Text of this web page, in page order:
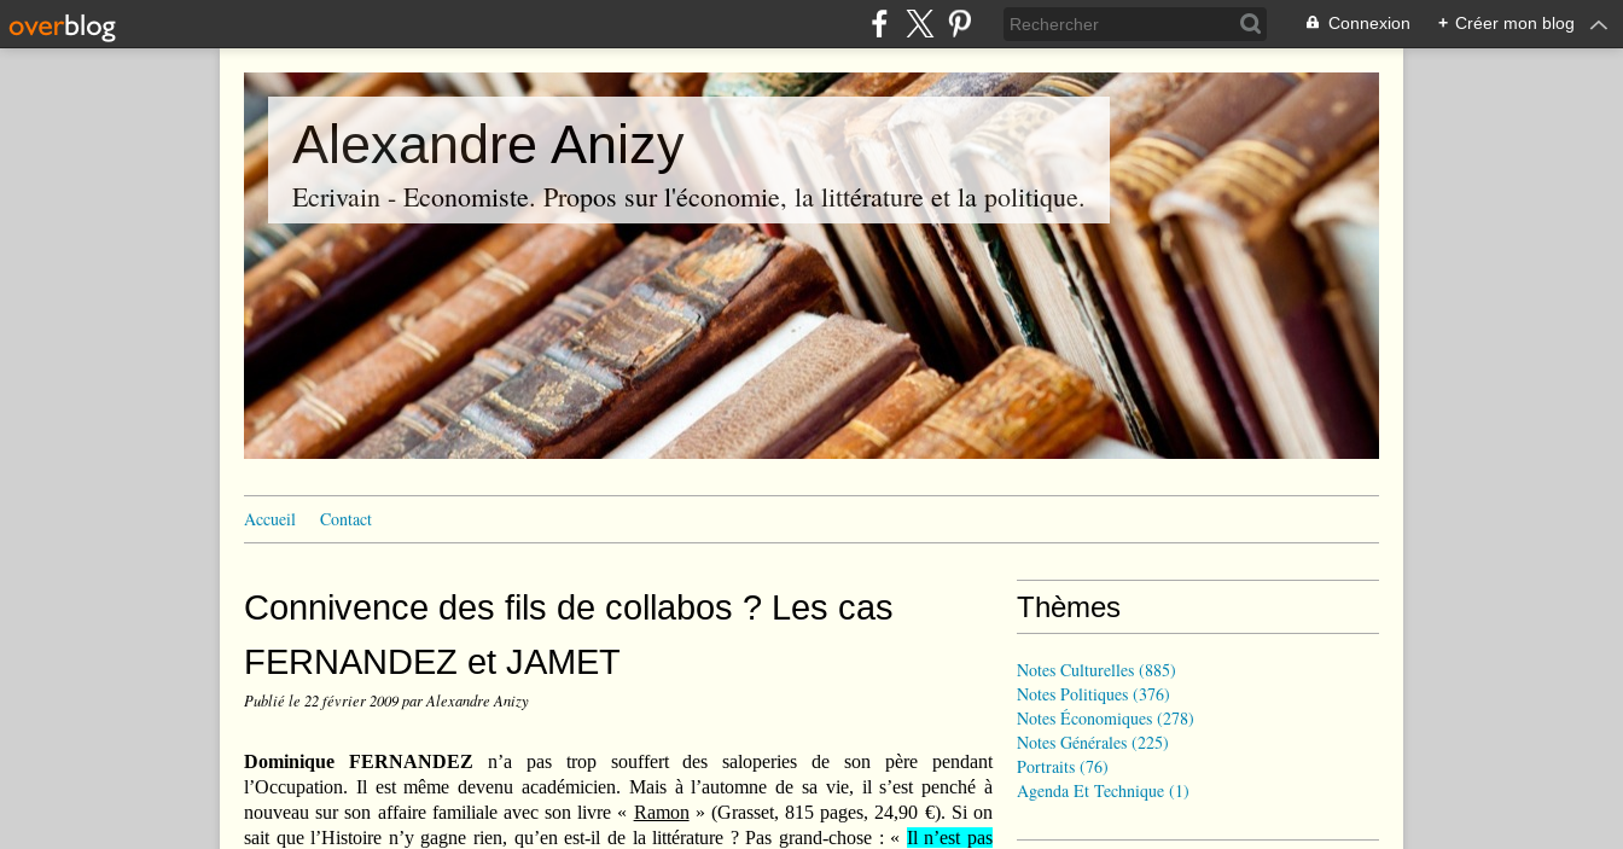
Connexion + Créer mon blog
Alexandre Anizy
Ecrivain - Economiste. Propos sur l'économie, la littérature et la politique.
Accueil Contact
Connivence des fils de collabos ? Les cas
FERNANDEZ et JAMET
Publié le 22 février 2009par Alexandre Anizy
Dominique FERNANDEZ
n’a pas trop souffert des saloperies de son père pendant
l’Occupation. Il est même devenu académicien. Mais à l’automne de sa vie, il s’est penché à
nouveau sur son affaire familiale avec son livre « Ramon » (Grasset, 815 pages, 24,90 €). Si on
sait que l’Histoire n’y gagne rien, qu’en est-il de la littérature ? Pas grand-chose : « Il n’est pas
Thèmes
Notes Culturelles (885)
Notes Politiques (376)
Notes Économiques (278)
Notes Générales (225)
Portraits (76)
Agenda Et Technique (1)